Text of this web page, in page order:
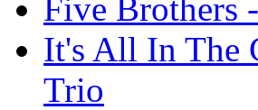
Five Brothers
It's All In The
Trio